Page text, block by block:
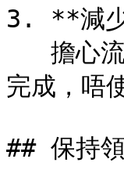
3. **減
完成，唔
## 保持